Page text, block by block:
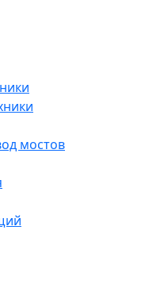
мостов